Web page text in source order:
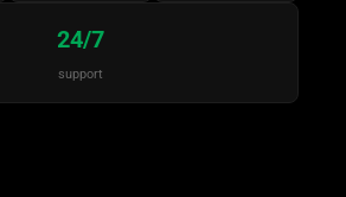
24/7
support